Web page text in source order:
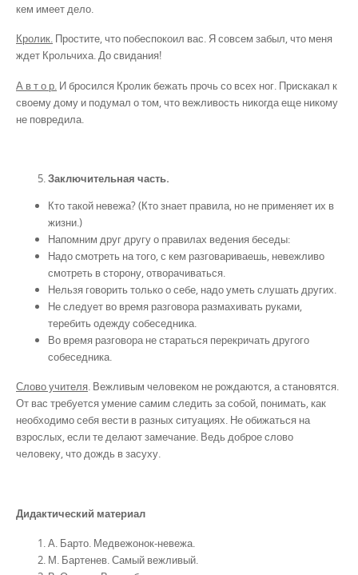
кем имеет дело.
Кролик. Простите, что побеспокоил вас. Я совсем забыл, что меня
ждет Крольчиха. До свидания!
А в т о р. И бросился Кролик бежать прочь со всех ног. Прискакал к
своему дому и подумал о том, что вежливость никогда еще никому
не повредила.
Заключительная часть.
Кто такой невежа? (Кто знает правила, но не применяет их в
жизни.)
Напомним друг другу о правилах ведения беседы:
Надо смотреть на того, с кем разговариваешь, невежливо
смотреть в сторону, отворачиваться.
Нельзя говорить только о себе, надо уметь слушать других.
Не следует во время разговора размахивать руками,
теребить одежду собеседника.
Во время разговора не стараться перекричать другого
собеседника.
Слово учителя. Вежливым человеком не рождаются, а становятся.
От вас требуется умение самим следить за собой, понимать, как
необходимо себя вести в разных ситуациях. Не обижаться на
взрослых, если те делают замечание. Ведь доброе слово
человеку, что дождь в засуху.
Дидактический материал
А. Барто. Медвежонок-невежа.
М. Бартенев. Самый вежливый.